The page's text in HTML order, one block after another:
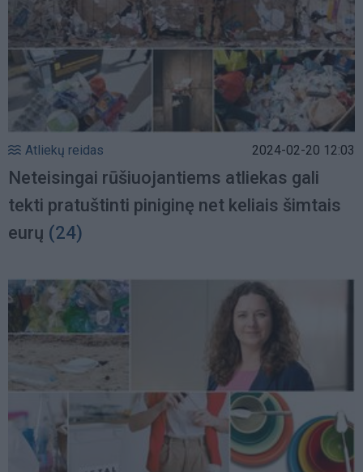
Atliekų reidas 2024-02-20 12:03
Neteisingai rūšiuojantiems atliekas gali
tekti pratuštinti piniginę net keliais šimtais
eurų (24)